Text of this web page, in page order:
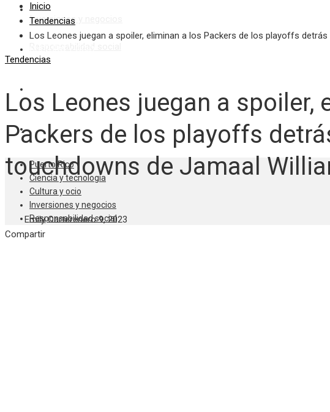
Inversiones y negocios
CIENCIA Y TECNOLOGÍA
RESPONSABILIDAD SOCIAL
Puerto Rico
Ciencia y tecnología
Cultura y ocio
Inversiones y negocios
Responsabilidad social
Inicio
Tendencias
Los Leones juegan a spoiler, eliminan a los Packers de los playoffs
Tendencias
Los Leones juegan a spoiler,
Packers de los playoffs
touchdowns de Jamaal
Emily Carterenero 9, 2023
Facebook
Twitter
LinkedIn
Pinterest
Stumbleupon
Email
Compartir